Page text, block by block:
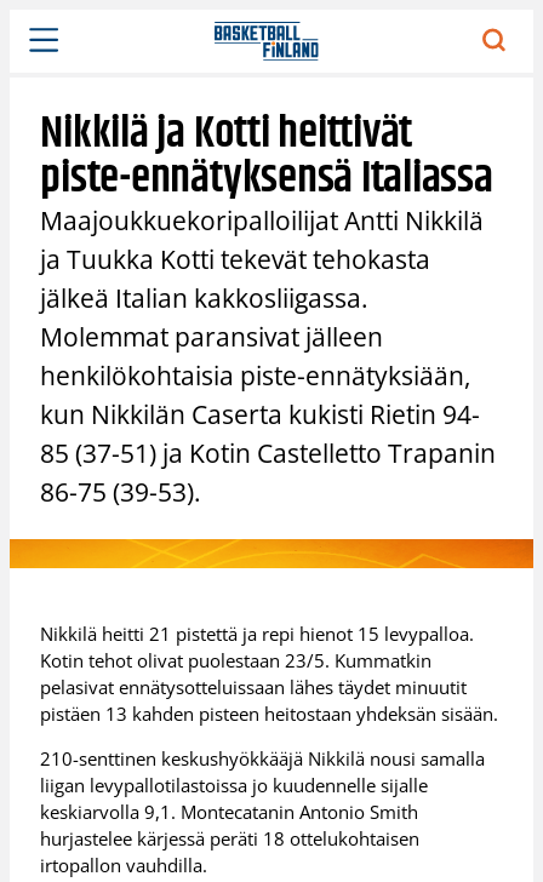
Siirry
sisältöön
Nikkilä ja Kotti heittivät
piste-ennätyksensä Italiassa
Maajoukkuekoripalloilijat Antti Nikkilä
ja Tuukka Kotti tekevät tehokasta
jälkeä Italian kakkosliigassa.
Molemmat paransivat jälleen
henkilökohtaisia piste-ennätyksiään,
kun Nikkilän Caserta kukisti Rietin 94-
85 (37-51) ja Kotin Castelletto Trapanin
86-75 (39-53).
Nikkilä heitti 21 pistettä ja repi hienot 15 levypalloa.
Kotin tehot olivat puolestaan 23/5. Kummatkin
pelasivat ennätysotteluissaan lähes täydet minuutit
pistäen 13 kahden pisteen heitostaan yhdeksän sisään.
210-senttinen keskushyökkääjä Nikkilä nousi samalla
liigan levypallotilastoissa jo kuudennelle sijalle
keskiarvolla 9,1. Montecatanin Antonio Smith
hurjastelee kärjessä peräti 18 ottelukohtaisen
irtopallon vauhdilla.